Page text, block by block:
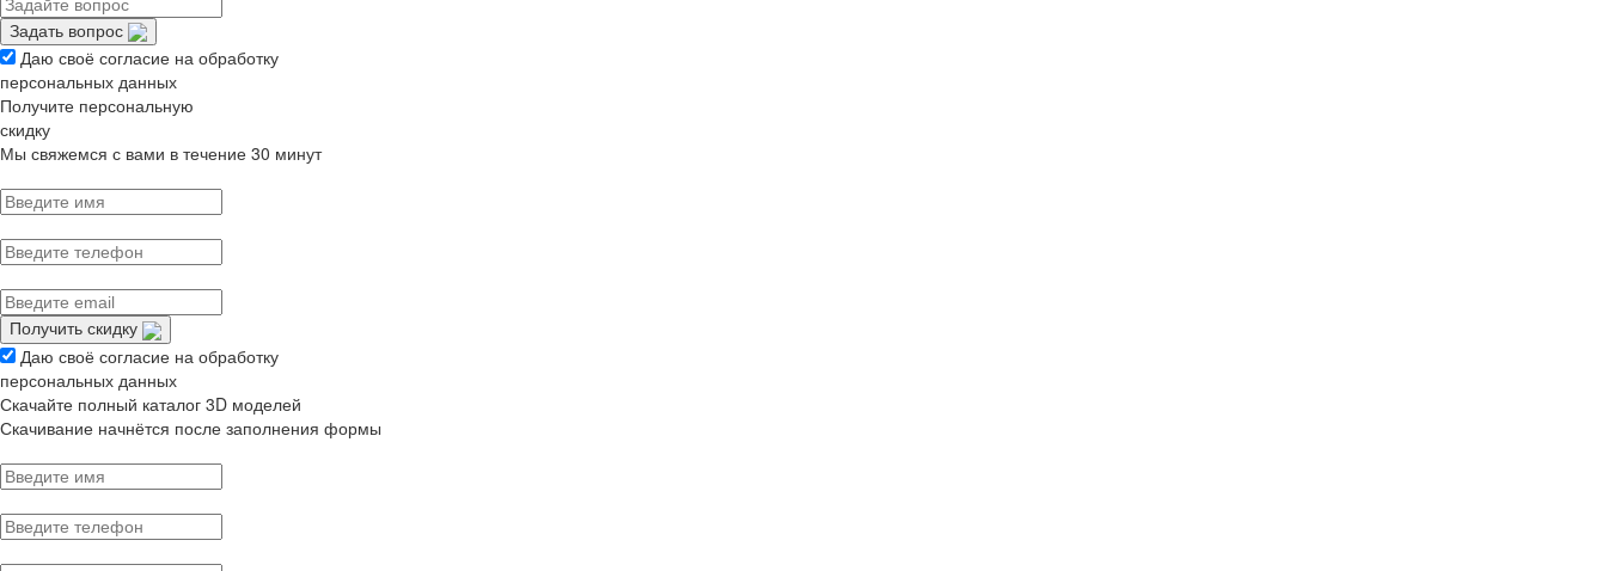
Задать вопрос
Даю своё согласие на обработку
персональных данных
Получите персональную
скидку
Мы свяжемся с вами в течение 30 минут
Получить скидку
Даю своё согласие на обработку
персональных данных
Скачайте полный каталог 3D моделей
Скачивание начнётся после заполнения формы